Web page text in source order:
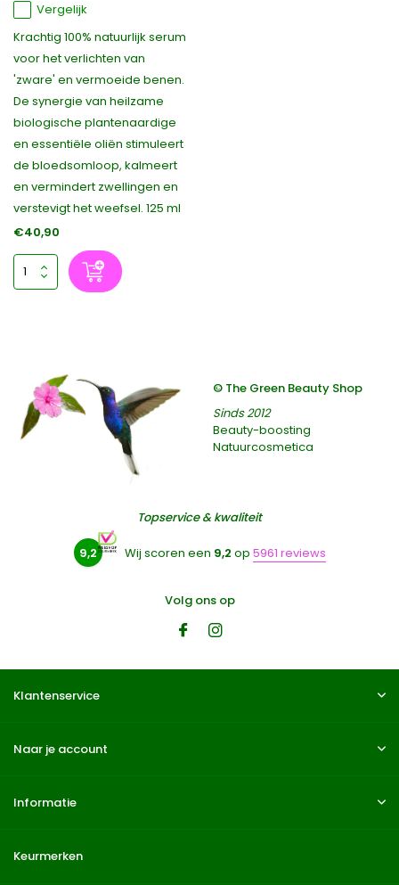
Vergelijk
Krachtig 100% natuurlijk serum
voor het verlichten van
'zware' en vermoeide benen.
De synergie van heilzame
biologische plantenaardige
en essentiële oliën stimuleert
de bloedsomloop, kalmeert
en vermindert zwellingen en
verstevigt het weefsel. 125 ml
€40,90
© The Green Beauty Shop
Sinds 2012
Beauty-boosting
Natuurcosmetica
Topservice & kwaliteit
9,2 Wij scoren een 9,2 op 5961 reviews
Volg ons op
Klantenservice
Naar je account
Informatie
Keurmerken